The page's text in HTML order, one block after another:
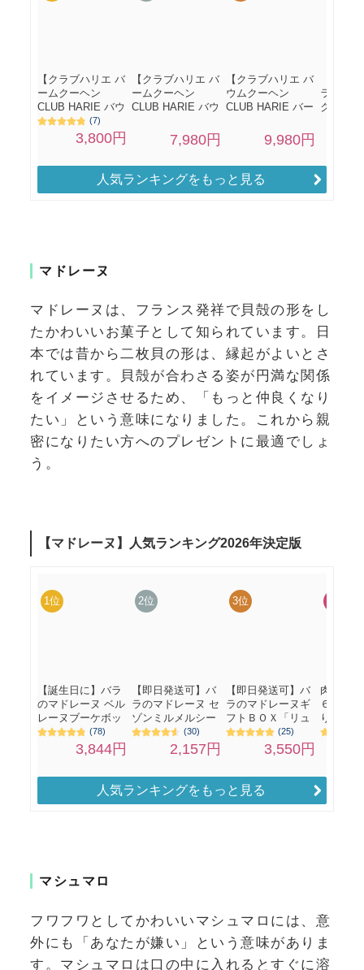
人気ランキングをもっと見る
マドレーヌ
マドレーヌは、フランス発祥で貝殻の形をし
たかわいいお菓子として知られています。日
本では昔から二枚貝の形は、縁起がよいとさ
れています。貝殻が合わさる姿が円満な関係
をイメージさせるため、「もっと仲良くなり
たい」という意味になりました。これから親
密になりたい方へのプレゼントに最適でしょ
う。
人気ランキングをもっと見る
マシュマロ
フワフワとしてかわいいマシュマロには、意
外にも「あなたが嫌い」という意味がありま
す。マシュマロは口の中に入れるとすぐに溶